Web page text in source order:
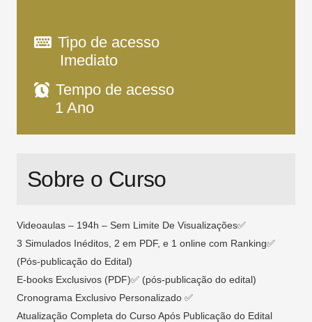
Tipo de acesso
Imediato
Tempo de acesso
1 Ano
Sobre o Curso
Videoaulas – 194h – Sem Limite De Visualizações✅
3 Simulados Inéditos, 2 em PDF, e 1 online com Ranking✅
(Pós-publicação do Edital)
E-books Exclusivos (PDF)✅ (pós-publicação do edital)
Cronograma Exclusivo Personalizado ✅
Atualização Completa do Curso Após Publicação do Edital